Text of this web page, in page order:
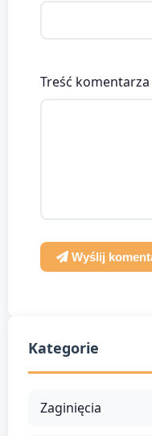
Treść
Wyślij
Kategorie
Zaginięcia